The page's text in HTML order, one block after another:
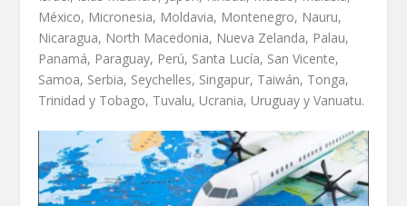
México, Micronesia, Moldavia, Montenegro, Nauru,
Nicaragua, North Macedonia, Nueva Zelanda, Palau,
Panamá, Paraguay, Perú, Santa Lucía, San Vicente,
Samoa, Serbia, Seychelles, Singapur, Taiwán, Tonga,
Trinidad y Tobago, Tuvalu, Ucrania, Uruguay y Vanuatu.